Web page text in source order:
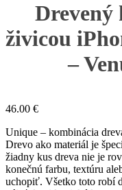
Drevený
živicou
–
46.00 €
Unique – kombinácia
Drevo ako materiál je
žiadny kus dreva nie je
konečnú farbu, textúru
uchopiť. Všetko toto robí